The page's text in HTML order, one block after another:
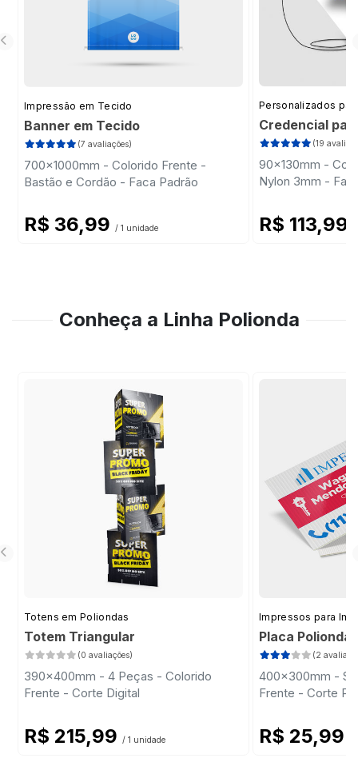
Impressão em Tecido
Banner em Tecido
(7 avaliações)
700x1000mm - Colorido Frente -
Bastão e Cordão - Faca Padrão
R$ 36,99 / 1 unidade
Personalizados
Credencial
(19
90x130mm -
Nylon 3mm -
R$ 113,99
Conheça a Linha Polionda
Totens em Poliondas
Totem Triangular
(0 avaliações)
390x400mm - 4 Peças - Colorido
Frente - Corte Digital
R$ 215,99 / 1 unidade
Impressos para
Placa Polionda
(2
400x300mm -
Frente - Corte
R$ 25,99